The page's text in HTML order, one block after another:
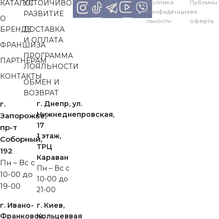
г.
Запорожье,
пр-т
Cоборный,
192
Пн – Вс с
10-00 до
19-00
г. Днепр, ул.
Нижнеднепровская,
17
1 этаж,
ТРЦ
Караван
Пн – Вс с
10-00 до
21-00
г. Ивано-
Франковск,
г. Киев,
Кольцеввая
КАТАЛОГ
О
БРЕНДЕ
ФРАНШИЗА
ПАРТНЕРАМ
КОНТАКТЫ
УСТОЙЧИВОЕ
РАЗВИТИЕ
ДОСТАВКА
И ОПЛАТА
ПРОГРАММА
ЛОЯЛЬНОСТИ
ОБМЕН И
ВОЗВРАТ
Політика
конфиденциа
льности
Публичн
ая
оферта